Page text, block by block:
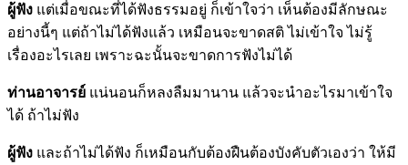
ผู้ฟัง แต่เมื่อขณะที่ได้ฟังธรรมอยู่ ก็เข้าใจว่า เห็นต้องมีลักษณะ
อย่างนี้ๆ แต่ถ้าไม่ได้ฟังแล้ว เหมือนจะขาดสติ ไม่เข้าใจ ไม่รู้
เรื่องอะไรเลย เพราะฉะนั้นจะขาดการฟังไม่ได้
ท่านอาจารย์ แน่นอนก็หลงลืมมานาน แล้วจะนำอะไรมาเข้าใจ
ได้ ถ้าไม่ฟัง
ผู้ฟัง และถ้าไม่ได้ฟัง ก็เหมือนกับต้องฝืนต้องบังคับตัวเองว่า ให้มี